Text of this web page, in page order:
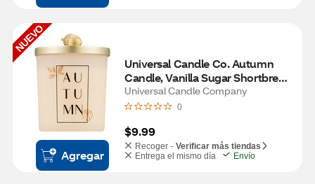
NUEVO
Agregar
Universal Candle Co. Autumn
Candle, Vanilla Sugar Shortbread
Scent, 9.5 oz
Universal Candle Company
0
$9.99
Recoger - Verificar más tiendas
Entrega el mismo día
Envío